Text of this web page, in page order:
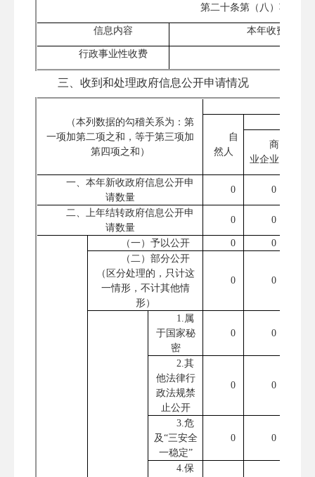
第二十条第（八）项
信息内容 本年收费金额
行政事业性收费
三、收到和处理政府信息公开申请情况
（本列数据的勾稽关系为：第
一项加第二项之和，等于第三项加
第四项之和）
自
然人
商
业企业
一、本年新收政府信息公开申
请数量
0 0
二、上年结转政府信息公开申
请数量
0 0
（一）予以公开 0 0
（二）部分公开
（区分处理的，只计这
一情形，不计其他情
形）
0 0
1.属
于国家秘
密
0 0
2.其
他法律行
政法规禁
止公开
0 0
3.危
及“三安全
一稳定”
0 0
4.保